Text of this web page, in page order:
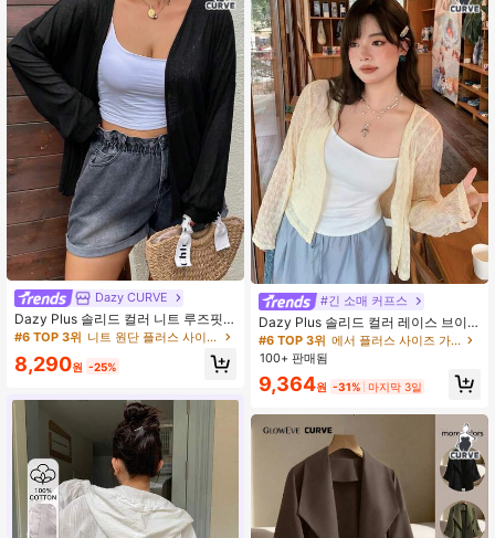
Dazy CURVE
Dazy Plus 솔리드 컬러 니트 루즈핏
가디건, 다용도 플러스 사이즈 여성
#6 TOP 3위 니트 원단 플러스 사이즈 아우터웨어
8,290원 -25%
#긴 소매 커프스
Dazy Plus 솔리드 컬러 레이스 브이
넥 핏팅 롱 슬리브 가디건 아우터 우아
한 플러스 사이즈 여성 봄 여름 살구색
얇은 재킷 초가을
#6 TOP 3위
에서 플러스 사이즈 가벼운 재킷
100+ 판매됨
9,364원 -31% 마지막 3일